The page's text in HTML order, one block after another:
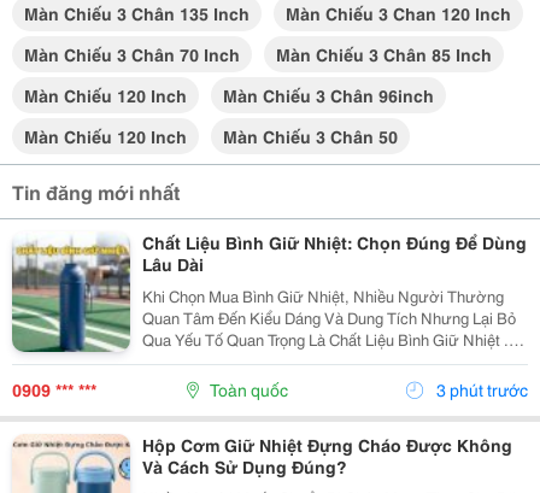
Màn Chiếu 3 Chân 135 Inch
Màn Chiếu 3 Chan 120 Inch
Màn Chiếu 3 Chân 70 Inch
Màn Chiếu 3 Chân 85 Inch
Màn Chiếu 120 Inch
Màn Chiếu 3 Chân 96inch
Màn Chiếu 120 Inch
Màn Chiếu 3 Chân 50
Tin đăng mới nhất
Chất Liệu Bình Giữ Nhiệt: Chọn Đúng Để Dùng
Lâu Dài
Khi Chọn Mua Bình Giữ Nhiệt, Nhiều Người Thường
Quan Tâm Đến Kiểu Dáng Và Dung Tích Nhưng Lại Bỏ
Qua Yếu Tố Quan Trọng Là Chất Liệu Bình Giữ Nhiệt .
Mỗi Loại Chất Liệu Đều Có Những Ưu Điểm Và Hạn Chế
Riêng, Ảnh Hưởng Đến Khả Năng Giữ Nhiệt, Độ Bền...
0909 *** *** Toàn quốc 3 phút trước
Hộp Cơm Giữ Nhiệt Đựng Cháo Được Không
Và Cách Sử Dụng Đúng?